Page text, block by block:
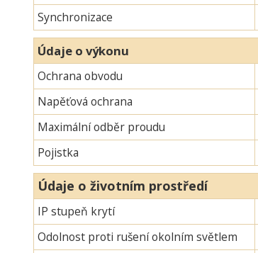
Synchronizace
Údaje o výkonu
Ochrana obvodu
Napěťová ochrana
Maximální odběr proudu
Pojistka
Údaje o životním prostředí
IP stupeň krytí
Odolnost proti rušení okolním světlem